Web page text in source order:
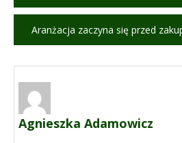
wpisu
Agnieszka Adamowicz